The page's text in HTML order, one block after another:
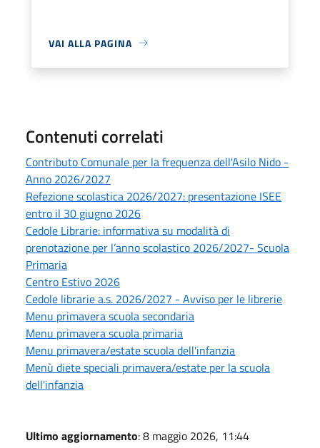
VAI ALLA PAGINA
Contenuti correlati
Contributo Comunale per la frequenza dell'Asilo Nido -
Anno 2026/2027
Refezione scolastica 2026/2027: presentazione ISEE
entro il 30 giugno 2026
Cedole Librarie: informativa su modalità di
prenotazione per l’anno scolastico 2026/2027- Scuola
Primaria
Centro Estivo 2026
Cedole librarie a.s. 2026/2027 - Avviso per le librerie
Menu primavera scuola secondaria
Menu primavera scuola primaria
Menu primavera/estate scuola dell'infanzia
Menù diete speciali primavera/estate per la scuola
dell'infanzia
Ultimo aggiornamento: 8 maggio 2026, 11:44